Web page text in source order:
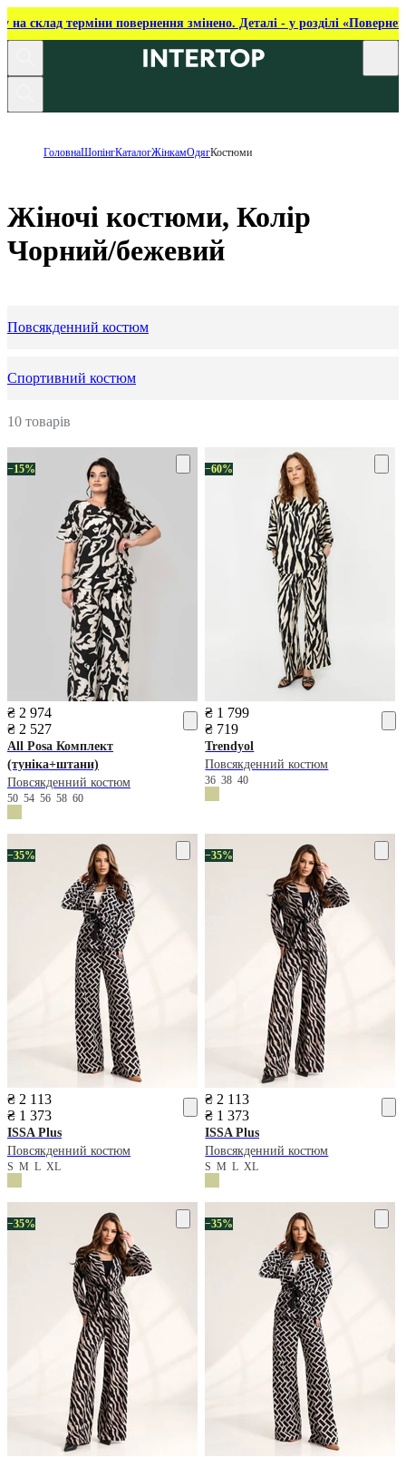
на склад терміни повернення змінено. Деталі - у розділі
ГоловнаШопінгКаталогЖінкамОдягКостюми
Жіночі костюми, Колір
Чорний/бежевий
Повсякденний костюм
Спортивний костюм
10 товарів
−15%
₴ 2 974
₴ 2 527
All Posa Комплект
(туніка+штани)
Повсякденний костюм
50 54 56 58 60
−60%
₴ 1 799
₴ 719
Trendyol
Повсякденний костюм
363840
−35%
₴ 2 113
₴ 1 373
ISSA Plus
Повсякденний костюм
S M L XL
−35%
₴ 2 113
₴ 1 373
ISSA Plus
Повсякденний костюм
SMLXL
−35% −35%